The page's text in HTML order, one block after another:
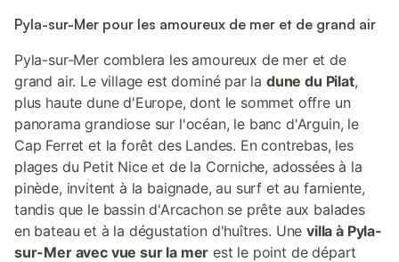
Pyla-sur-Mer pour les amoureux de mer et de grand air
Pyla-sur-Mer comblera les amoureux de mer et de
grand air. Le village est dominé par la dune du Pilat,
plus haute dune d'Europe, dont le sommet offre un
panorama grandiose sur l'océan, le banc d'Arguin, le
Cap Ferret et la forêt des Landes. En contrebas, les
plages du Petit Nice et de la Corniche, adossées à la
pinède, invitent à la baignade, au surf et au farniente,
tandis que le bassin d'Arcachon se prête aux balades
en bateau et à la dégustation d'huîtres. Unevilla à Pyla-
sur-Mer avec vue sur la mer est le point de départ